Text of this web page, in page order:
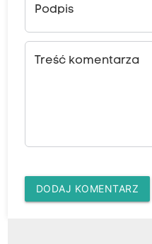
Podpis
Treść komentarza
DODAJ KOMENTARZ